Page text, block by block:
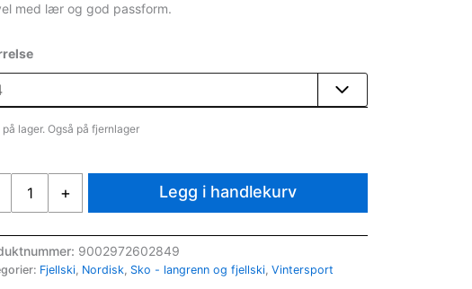
kr 4
kr 2
med lær og god passform.
på lager. Også på fjernlager
+ Legg i handlekurv
9002972602849
Fjellski, Nordisk, Sko - langrenn og fjellski, Vintersport